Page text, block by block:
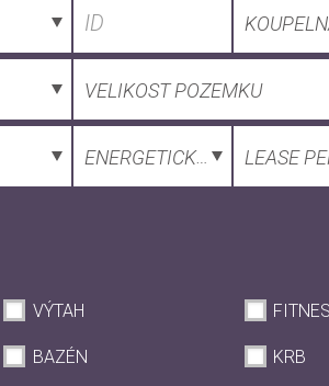
VELIKOST POZEMKU
ENERGETICKÁ NÁROČNOST
LEASE
VÝTAH FITNES
BAZÉN KRB